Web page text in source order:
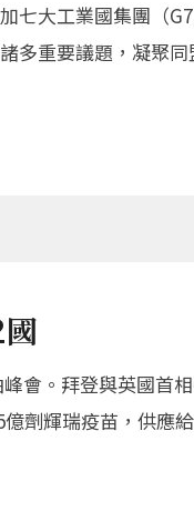
大工業國集團（
多重要議題，凝聚
會。拜登與英國首
劑輝瑞疫苗，供應